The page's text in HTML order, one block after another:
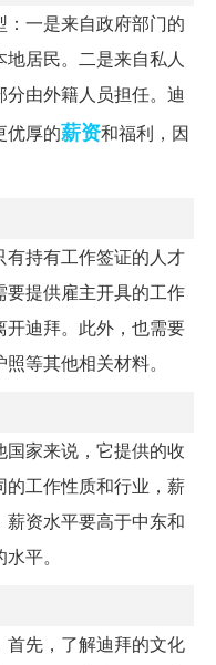
一是来自政府部门的
居民。二是来自私人
由外籍人员担任。迪
优厚的薪资和福利，因
持有工作签证的人才
提供雇主开具的工作
迪拜。此外，也需要
等其他相关材料。
家来说，它提供的收
的工作性质和行业，薪
资水平要高于中东和
平。
先，了解迪拜的文化